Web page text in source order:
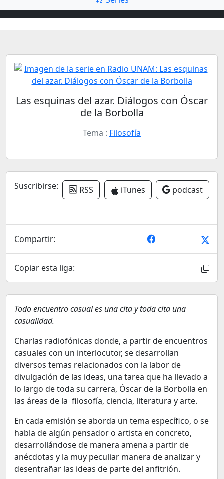
Las esquinas del azar. Diálogos con Óscar
de la Borbolla
Tema : Filosofía
Suscribirse: RSS iTunes podcast
Compartir:
Copiar esta liga:
Todo encuentro casual es una cita y toda cita una
casualidad.
Charlas radiofónicas donde, a partir de encuentros
casuales con un interlocutor, se desarrollan
diversos temas relacionados con la labor de
divulgación de las ideas, una tarea que ha llevado a
lo largo de toda su carrera, Óscar de la Borbolla en
las áreas de la filosofía, ciencia, literatura y arte.
En cada emisión se aborda un tema específico, o se
habla de algún pensador o artista en concreto,
desarrollándose de manera amena a partir de
anécdotas y la muy peculiar manera de analizar y
desentrañar las ideas de parte del anfitrión.